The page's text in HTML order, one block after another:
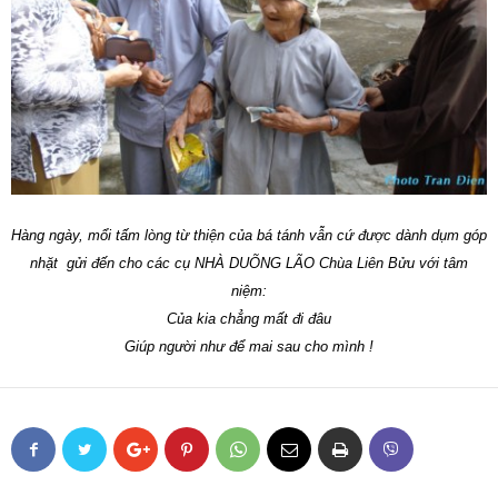
Hàng ngày, mổi tấm lòng từ thiện của bá tánh vẫn cứ được dành dụm góp
nhặt gửi đến cho các cụ NHÀ DUÕNG LÃO Chùa Liên Bửu với tâm
niệm:
Của kia chẳng mất đi đâu
Giúp người như để mai sau cho mình !